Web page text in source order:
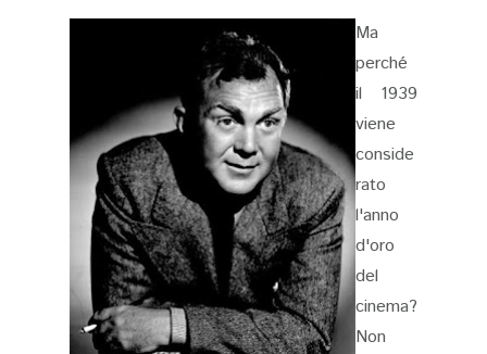
Ma
perché
il 1939
viene
conside
rato
l'anno
d'oro
del
cinema?
Non